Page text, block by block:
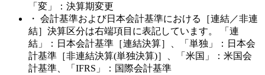
「変」：決算期変更
・ 会計基準および日本会計基準における［連結／非連
結］決算区分は右端項目に表記しています。 「連
結」：日本会計基準［連結決算］、「単独」：日本会
計基準［非連結決算(単独決算)］、「米国」：米国会
計基準、「IFRS」：国際会計基準